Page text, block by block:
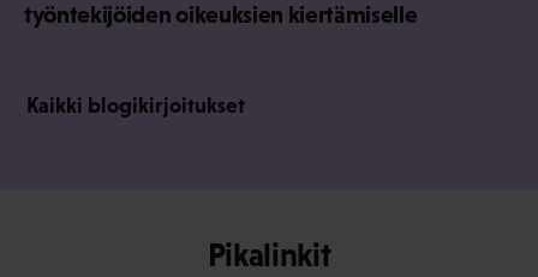
työntekijöiden oikeuksien kiertämiselle
Kaikki blogikirjoitukset
Pikalinkit